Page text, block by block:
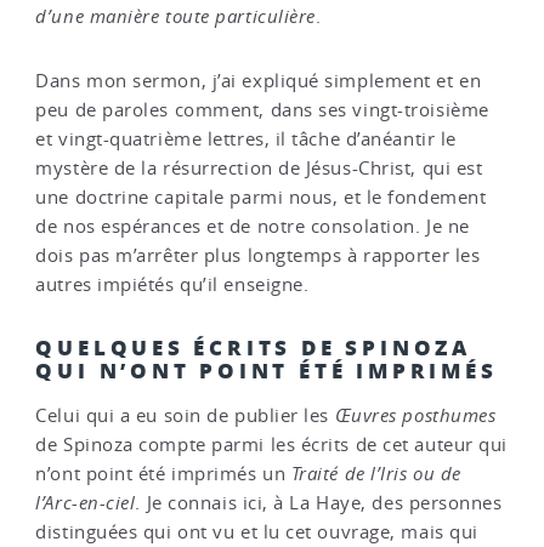
d’une manière toute particulière.
Dans mon sermon, j’ai expliqué simplement et en
peu de paroles comment, dans ses vingt-troisième
et vingt-quatrième lettres, il tâche d’anéantir le
mystère de la résurrection de Jésus-Christ, qui est
une doctrine capitale parmi nous, et le fondement
de nos espérances et de notre consolation. Je ne
dois pas m’arrêter plus longtemps à rapporter les
autres impiétés qu’il enseigne.
QUELQUES ÉCRITS DE SPINOZA
QUI N’ONT POINT ÉTÉ IMPRIMÉS
Celui qui a eu soin de publier les Œuvres posthumes
de Spinoza compte parmi les écrits de cet auteur qui
n’ont point été imprimés un Traité de l’Iris ou de
l’Arc-en-ciel. Je connais ici, à La Haye, des personnes
distinguées qui ont vu et lu cet ouvrage, mais qui